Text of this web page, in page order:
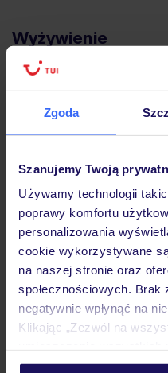
Zgoda
Szanujemy Twoją
Używamy technologii
poprawy komfortu
personalizowania
cookie wykorzystywane
na naszej stronie oraz
społecznościowych. Brak
negatywnie wpłynąć na
Klikając „Zezwól na
personalizować swój
Wyżywienie
Atrakcje
Często zadawane
Jak zmienić uczestników/
Czy w Hotelu będzie
Na jakiej podstawie i gdzie
pokładowe/bilety lotnicze?